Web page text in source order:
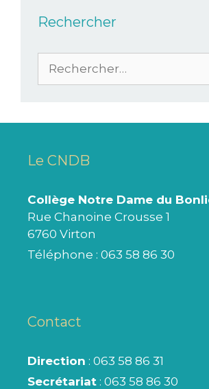
Rechercher
Le CNDB
Collège Notre Dame du
Rue Chanoine Crousse 1
6760 Virton
Téléphone : 063 58 86 30
Contact
Direction : 063 58 86 31
Secrétariat : 063 58 86 30